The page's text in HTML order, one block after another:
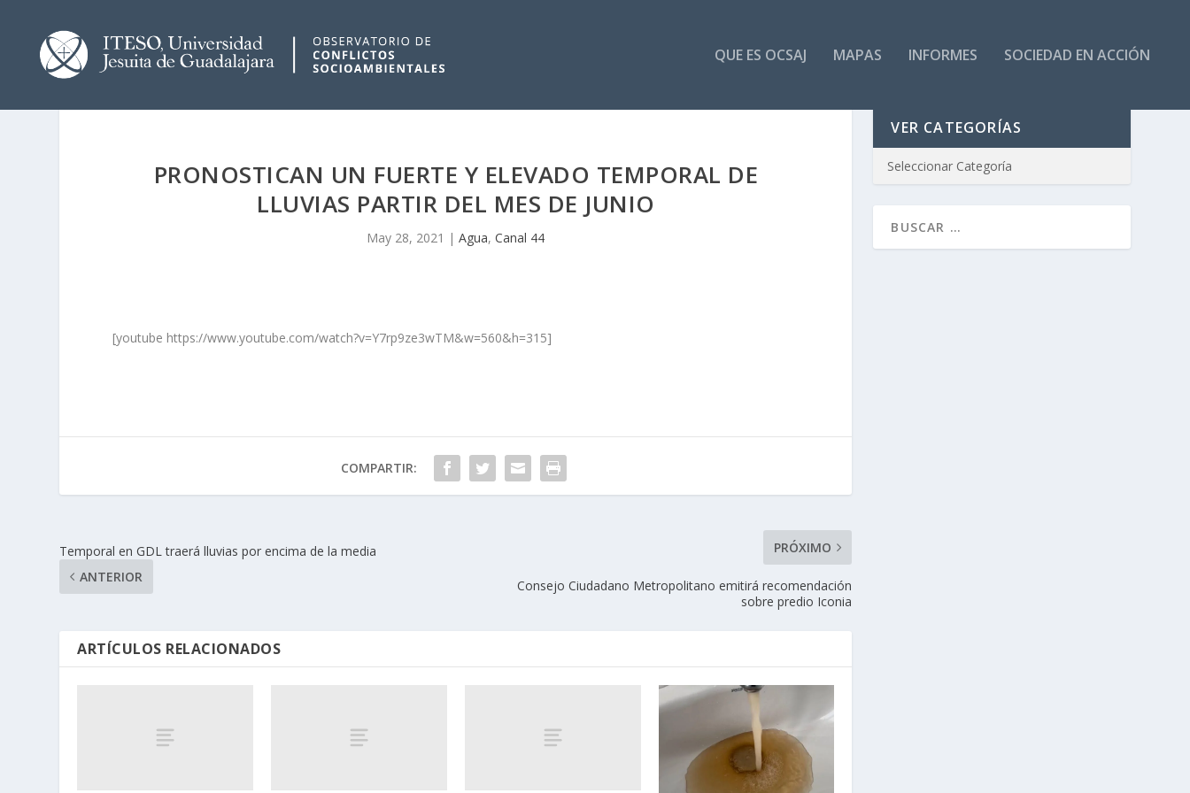
QUE ES OCSAJ MAPAS INFORMES SOCIEDAD EN ACCIÓN
PRONOSTICAN UN FUERTE Y ELEVADO TEMPORAL DE
LLUVIAS PARTIR DEL MES DE JUNIO
May 28, 2021 |Agua,Canal 44
[youtube https://www.youtube.com/watch?v=Y7rp9ze3wTM&w=560&h=315]
COMPARTIR:
Temporal en GDL traerá lluvias por encima de la media
ANTERIOR
PRÓXIMO
Consejo Ciudadano Metropolitano emitirá recomendación
sobre predio Iconia
ARTÍCULOS RELACIONADOS
VER CATEGORÍAS